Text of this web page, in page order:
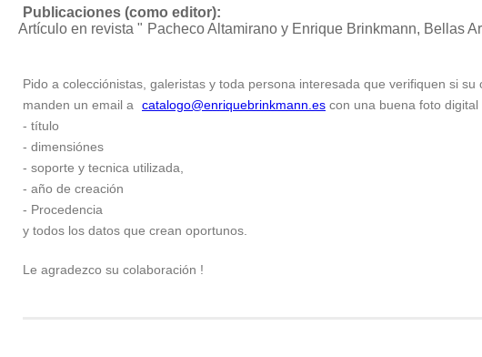
Publicaciones (como editor):
Artículo en revista " Pacheco Altamirano y Enrique Brinkmann, Bellas
Pido a colecciónistas, galeristas y toda persona interesada que verifiquen si
manden un email a
catalogo@enriquebrinkmann.es con una buena foto
- título
- dimensiónes
- soporte y tecnica utilizada,
- año de creación
- Procedencia
y todos los datos que crean oportunos.
Le agradezco su colaboración !